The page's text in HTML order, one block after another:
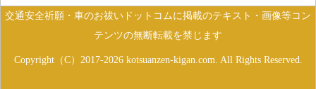
交通安全祈願・車のお祓いドットコムに掲載のテキスト・画像等コン
テンツの無断転載を禁じます
Copyright（C）2017-2026 kotsuanzen-kigan.com. All Rights Reserved.